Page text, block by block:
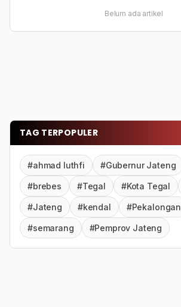
Belum ada artikel
TAG TERPOPULER
#ahmad luthfi #Gubernur Jateng
#brebes #Tegal #Kota Tegal
#Jateng #kendal #Pekalongan
#semarang #Pemprov Jateng